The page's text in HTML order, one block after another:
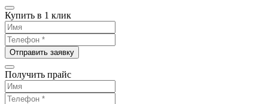
Купить в 1 клик
Отправить заявку
Получить прайс